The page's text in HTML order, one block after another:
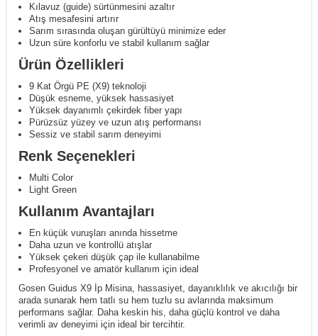
Kılavuz (guide) sürtünmesini azaltır
Atış mesafesini artırır
Sarım sırasında oluşan gürültüyü minimize eder
Uzun süre konforlu ve stabil kullanım sağlar
Ürün Özellikleri
9 Kat Örgü PE (X9) teknoloji
Düşük esneme, yüksek hassasiyet
Yüksek dayanımlı çekirdek fiber yapı
Pürüzsüz yüzey ve uzun atış performansı
Sessiz ve stabil sarım deneyimi
Renk Seçenekleri
Multi Color
Light Green
Kullanım Avantajları
En küçük vuruşları anında hissetme
Daha uzun ve kontrollü atışlar
Yüksek çekeri düşük çap ile kullanabilme
Profesyonel ve amatör kullanım için ideal
Gosen Guidus X9 İp Misina, hassasiyet, dayanıklılık ve akıcılığı bir
arada sunarak hem tatlı su hem tuzlu su avlarında maksimum
performans sağlar. Daha keskin his, daha güçlü kontrol ve daha
verimli av deneyimi için ideal bir tercihtir.